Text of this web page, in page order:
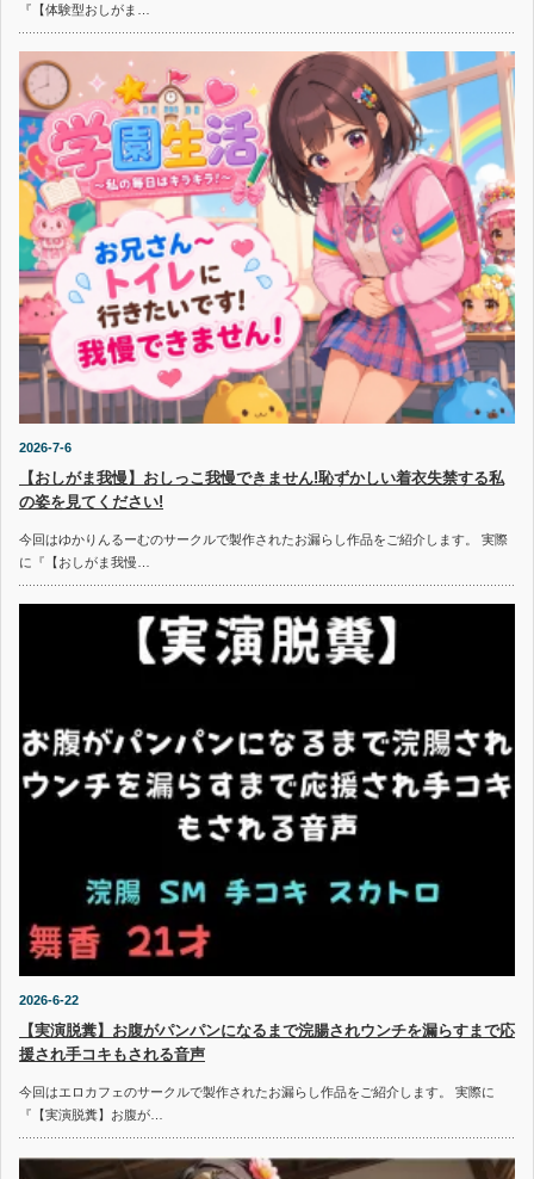
『【体験型おしがま…
2026-7-6
【おしがま我慢】おしっこ我慢できません!恥ずかしい着衣失禁する私
の姿を見てください!
今回はゆかりんるーむのサークルで製作されたお漏らし作品をご紹介します。 実際
に『【おしがま我慢…
2026-6-22
【実演脱糞】お腹がパンパンになるまで浣腸されウンチを漏らすまで応
援され手コキもされる音声
今回はエロカフェのサークルで製作されたお漏らし作品をご紹介します。 実際に
『【実演脱糞】お腹が…